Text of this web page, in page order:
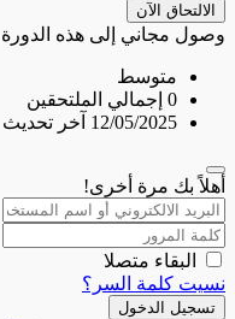
الالتحاق الآن
وصول مجاني إلى هذه الدورة
متوسط
0 إجمالي الملتحقين
12/05/2025 آخر تحديث
أهلاً بك مرة أخرى!
البقاء متصلا
نسيت كلمة السر؟
تسجيل الدخول